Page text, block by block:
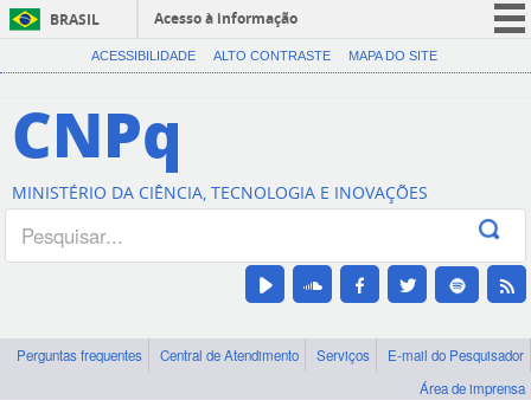
BRASIL
Acesso à informação
CORONAVÍRUS (COVID-19)
Canais
ACESSIBILIDADE ALTO CONTRASTE MAPA DO SITE
CNPq
MINISTÉRIO DA CIÊNCIA, TECNOLOGIA E INOVAÇÕES
Perguntas frequentes Central de Atendimento Serviços
E-mail do Pesquisador
Área de imprensa